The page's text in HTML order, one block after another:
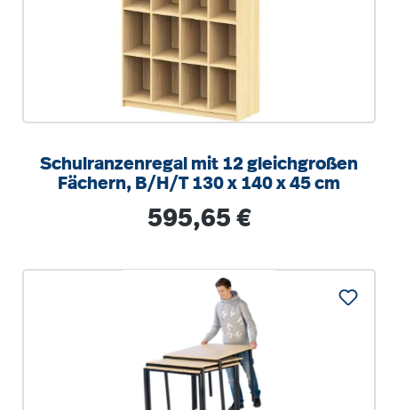
Schulranzenregal mit 12 gleichgroßen
Fächern, B/H/T 130 x 140 x 45 cm
Regulärer Preis:
595,65 €